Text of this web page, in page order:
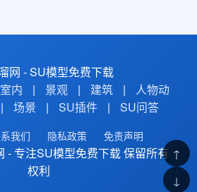
网 - SU模型免费下载
室内 | 景观 | 建筑 |
人物动
| 场景 | SU插件 | SU问答
我们 隐私政策 免责声明
- 专注SU模型免费下载 保留所有
权利
↑
↓